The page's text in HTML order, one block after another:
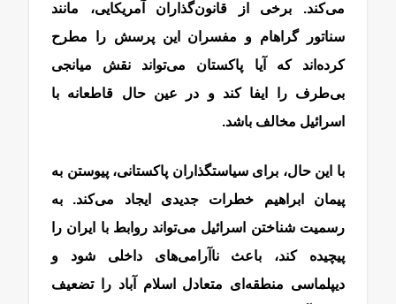
می‌کند. برخی از قانون‌گذاران آمریکایی، مانند
سناتور گراهام و مفسران این پرسش را مطرح
کرده‌اند که آیا پاکستان می‌تواند نقش میانجی
بی‌طرف را ایفا کند و در عین حال قاطعانه با
اسرائیل مخالف باشد.
با این حال، برای سیاستگذاران پاکستانی، پیوستن به
پیمان ابراهیم خطرات جدیدی ایجاد می‌کند. به
رسمیت شناختن اسرائیل می‌تواند روابط با ایران را
پیچیده کند، باعث ناآرامی‌های داخلی شود و
دیپلماسی منطقه‌ای متعادل اسلام آباد را تضعیف